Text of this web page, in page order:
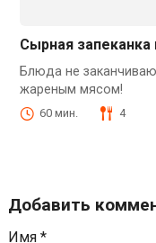
Сырная запеканка
Блюда не
жареным мясом!
60 мин. 4
Добавить
Имя *